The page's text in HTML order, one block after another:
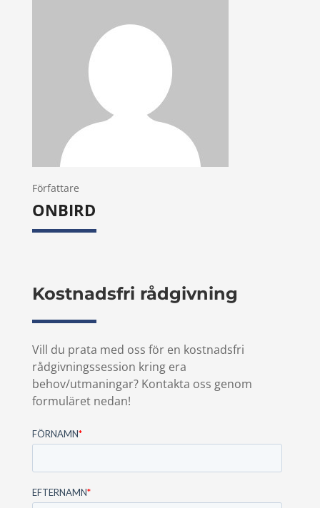
Författare
ONBIRD
Kostnadsfri rådgivning
Vill du prata med oss för en kostnadsfri
rådgivningssession kring era
behov/utmaningar? Kontakta oss genom
formuläret nedan!